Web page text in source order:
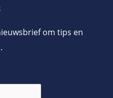
om tips en